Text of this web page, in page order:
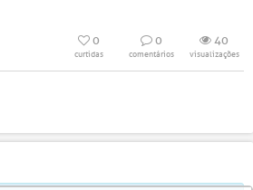
0
curtidas
0
comentários
40
visualizações